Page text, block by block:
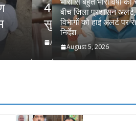
होगी
भारी से बहुत
विभागों को हाई
August 5, 2026
बीच जिला प्रशासन
विभागों को हाई अलर्ट पर
निर्देश
August 5, 2026